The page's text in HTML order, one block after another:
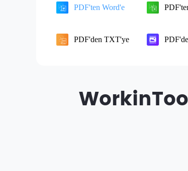
PDF'ten Word'e
PDF'den TXT'ye